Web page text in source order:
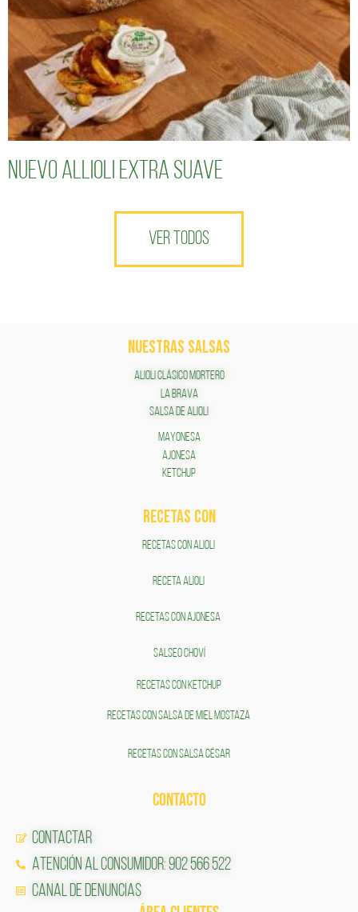
Nuevo Allioli Extra Suave
VER TODOS
NUESTRAS SALSAS
ALIOLI CLÁSICO MORTERO
LA BRAVA
SALSA DE ALIOLI
MAYONESA
AJONESA
KETCHUP
RECETAS COn
RECETAS CON ALIOLI
RECETA ALIOLI
RECETAS CON AJONESA
SALSEO CHOVÍ
RECETAS CON KETCHUP
RECETAS CON SALSA DE MIEL MOSTAZA
RECETAS CON SALSA CÉSAR
CONTACTO
Contactar
Atención al Consumidor: 902 566 522
Canal de Denuncias